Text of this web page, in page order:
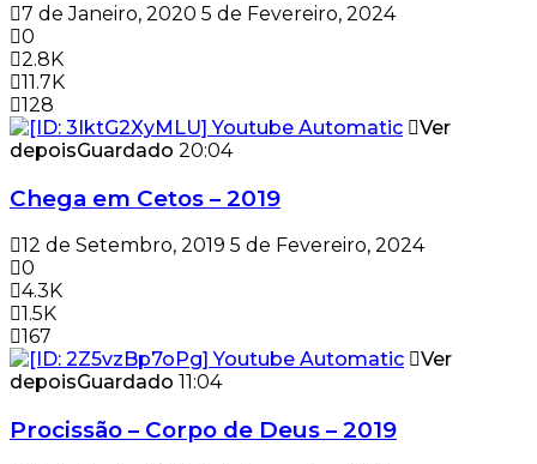
7 de Janeiro, 2020 5 de Fevereiro, 2024
0
2.8K
11.7K
128
Ver
depoisGuardado 20:04
Chega em Cetos – 2019
12 de Setembro, 2019 5 de Fevereiro, 2024
0
4.3K
1.5K
167
Ver
depoisGuardado 11:04
Procissão – Corpo de Deus – 2019